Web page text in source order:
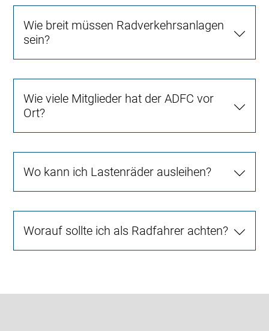
Wie breit müssen Radverkehrsanlagen
sein?
Wie viele Mitglieder hat der ADFC vor
Ort?
Wo kann ich Lastenräder ausleihen?
Worauf sollte ich als Radfahrer achten?